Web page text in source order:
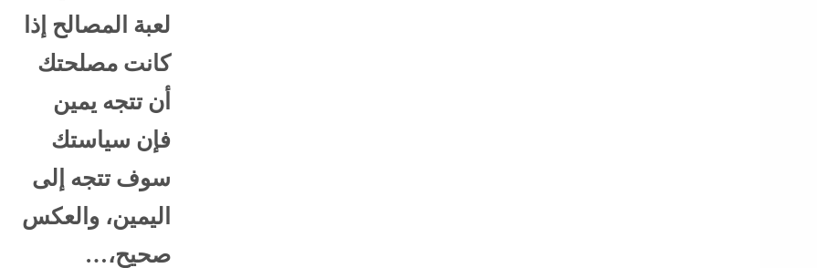
لعبة المصالح إذا
كانت مصلحتك
أن تتجه يمين
فإن سياستك
سوف تتجه إلى
اليمين، والعكس
صحيح،…